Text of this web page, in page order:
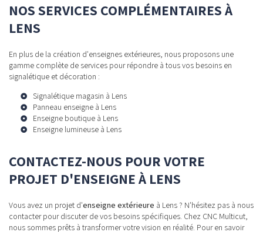
NOS SERVICES COMPLÉMENTAIRES À
LENS
En plus de la création d'enseignes extérieures, nous proposons une
gamme complète de services pour répondre à tous vos besoins en
signalétique et décoration :
Signalétique magasin à Lens
Panneau enseigne à Lens
Enseigne boutique à Lens
Enseigne lumineuse à Lens
CONTACTEZ-NOUS POUR VOTRE
PROJET D'ENSEIGNE À LENS
Vous avez un projet d'enseigne extérieure à Lens ? N'hésitez pas à nous
contacter pour discuter de vos besoins spécifiques. Chez CNC Multicut,
nous sommes prêts à transformer votre vision en réalité. Pour en savoir